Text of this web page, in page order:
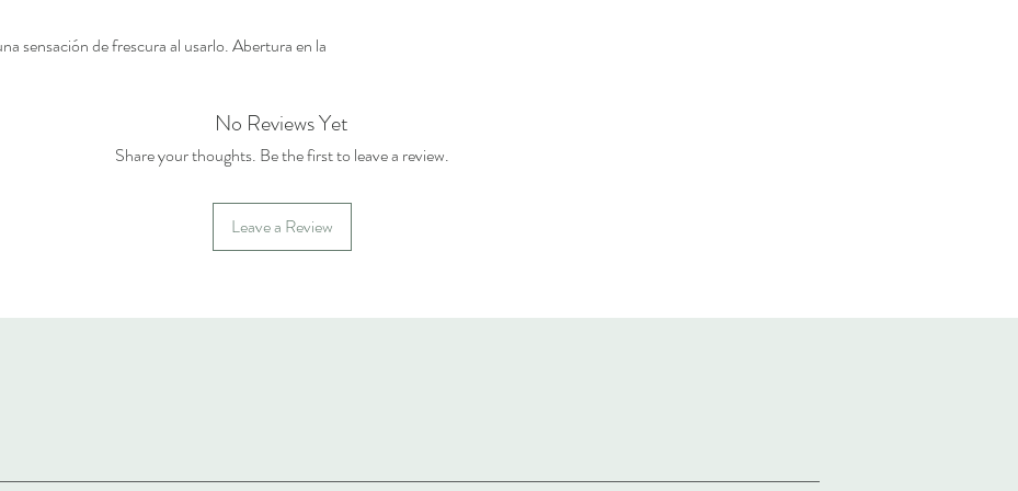
sensación de frescura al usarlo. Abertura en la
No Reviews Yet
Share your thoughts. Be the first to leave a review.
Leave a Review